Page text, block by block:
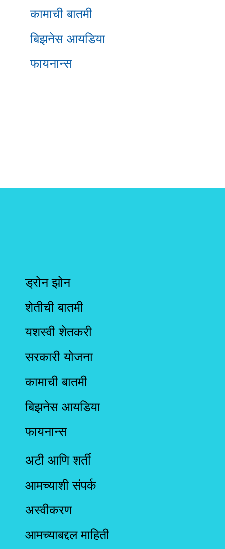
कामाची बातमी
बिझनेस आयडिया
फायनान्स
ड्रोन झोन
शेतीची बातमी
यशस्वी शेतकरी
सरकारी योजना
कामाची बातमी
बिझनेस आयडिया
फायनान्स
अटी आणि शर्ती
आमच्याशी संपर्क
अस्वीकरण
आमच्याबद्दल माहिती